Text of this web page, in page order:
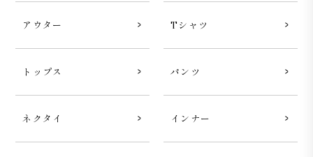
シンプルながらも大人っぽい印象の襟元
アウター Tシャツ
トップス パンツ
ネクタイ インナー